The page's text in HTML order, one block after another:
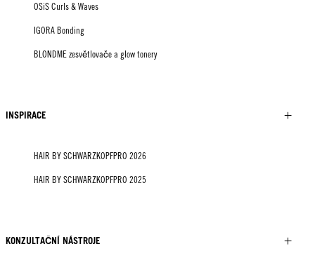
OSiS Curls & Waves
IGORA Bonding
BLONDME zesvětlovače a glow tonery
INSPIRACE
HAIR BY SCHWARZKOPFPRO 2026
HAIR BY SCHWARZKOPFPRO 2025
KONZULTAČNÍ NÁSTROJE